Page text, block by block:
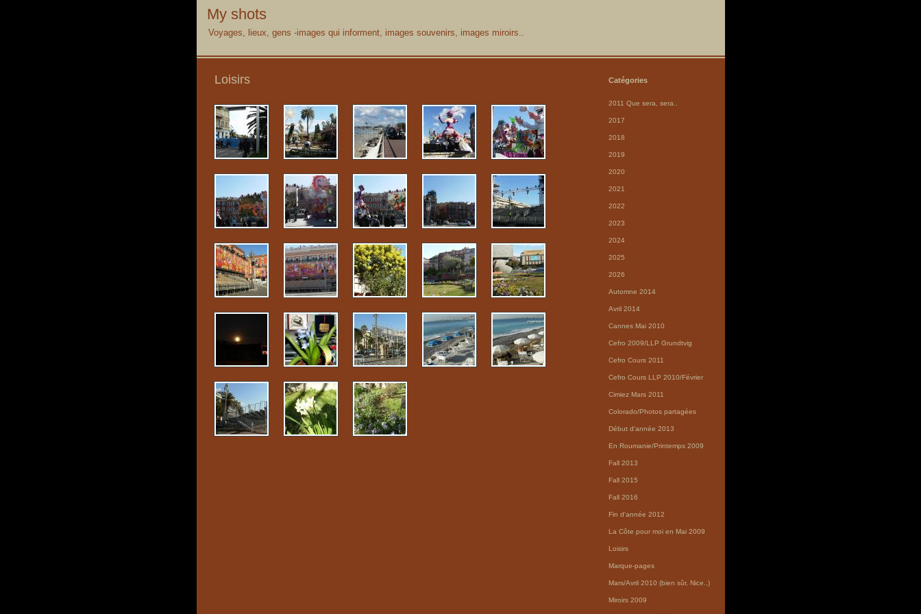
My shots
Voyages, lieux, gens -images qui informent, images souvenirs, images miroirs..
Catégories
2011 Que sera, sera..
2017
2018
2019
2020
2021
2022
2023
2024
2025
2026
Automne 2014
Avril 2014
Cannes Mai 2010
Cefro 2009/LLP Grundtvig
Cefro Cours 2011
Cefro Cours LLP 2010/Février
Cimiez Mars 2011
Colorado/Photos partagées
Début d'année 2013
En Roumanie/Printemps 2009
Fall 2013
Fall 2015
Fall 2016
Fin d'année 2012
La Côte pour moi en Mai 2009
Loisirs
Marque-pages
Mars/Avril 2010 (bien sûr, Nice..)
Miroirs 2009
Loisirs